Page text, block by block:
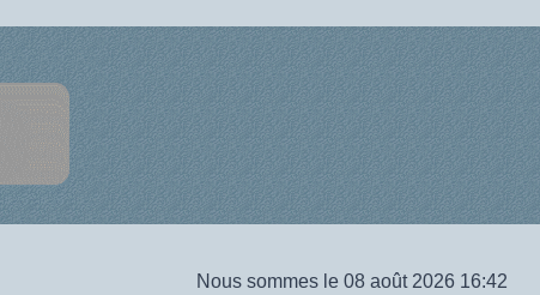
Nous sommes le 08 août 2026 16:42